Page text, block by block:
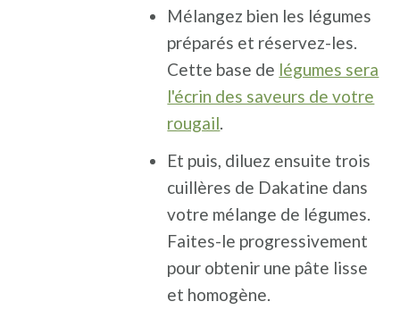
Mélangez bien les légumes
préparés et réservez-les.
Cette base de légumes sera
l'écrin des saveurs de votre
rougail.
Et puis, diluez ensuite trois
cuillères de Dakatine dans
votre mélange de légumes.
Faites-le progressivement
pour obtenir une pâte lisse
et homogène.